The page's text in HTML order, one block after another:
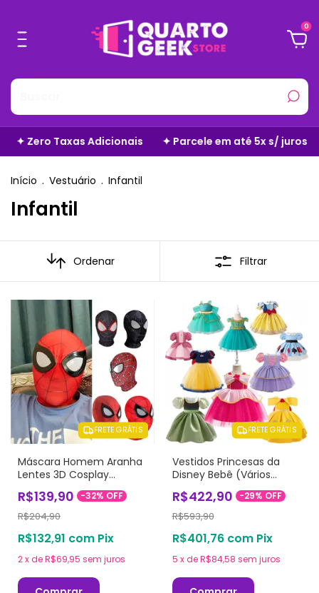
0
Adicionais ✦ Parcele em até 5x s/ juros ✦ Frete
Início . Vestuário . Infantil
Infantil
Ordenar Filtrar
FRETE GRÁTIS
Máscara Homem Aranha
Lentes 3D Cosplay
Adulto/Infantil
R$139,90 -32% OFF
R$204,90
R$132,91 com Pix
2xdeR$69,95 sem juros
FRETE GRÁTIS
Vestidos Princesas da
Disney Bebê (Vários
R$422,90 -29% OFF
R$593,90
R$401,76 com Pix
5 xdeR$84,58 sem juros